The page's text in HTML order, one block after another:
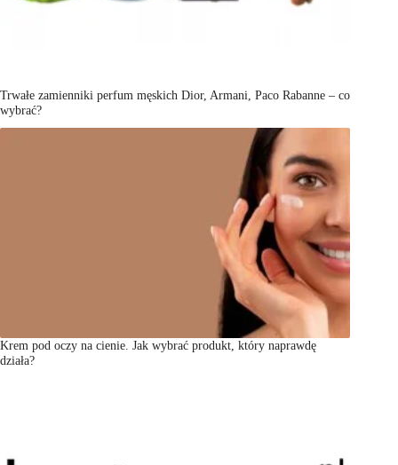
Trwałe zamienniki perfum męskich Dior, Armani, Paco Rabanne – co
wybrać?
Krem pod oczy na cienie. Jak wybrać produkt, który naprawdę
działa?